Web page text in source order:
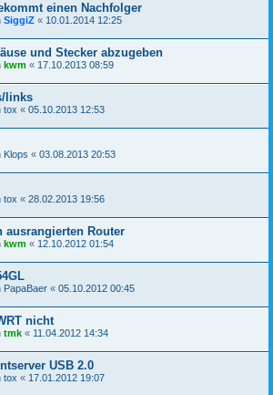
einen Nachfolger
SiggiZ « 10.01.2014 12:25
und Stecker abzugeben
kwm « 17.10.2013 08:59
links
tox « 05.10.2013 12:53
Klops « 03.08.2013 20:53
tox « 28.02.2013 19:56
ausrangierten Router
kwm « 12.10.2012 01:54
PapaBaer « 05.10.2012 00:45
nicht
tmk « 11.04.2012 14:34
USB 2.0
tox « 17.01.2012 19:07